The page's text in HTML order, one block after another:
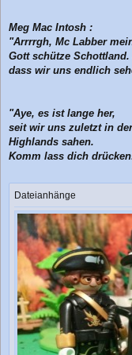
t
r
a
Meg Mac Intosh :
"Arrrrgh, Mc Labber
Gott schütze Schottland.
dass wir uns endlich
"Aye, es ist lange her,
seit wir uns zuletzt in
Highlands sahen.
Komm lass dich
Dateianhänge